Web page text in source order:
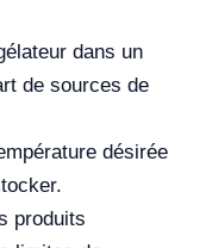
dans un
de sources de
désirée
produits